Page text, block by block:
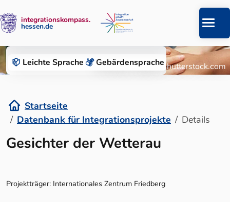
Leichte Sprache Gebärden­sprache
Zum Inhalt springen
integrationskompass.
hessen.de
Datenbank für Integrationsprojekte
© Roman Chazov/Shutterstock.com
Startseite
Datenbank für Integrationsprojekte
Details
Details
Gesichter der Wetterau
Projektträger: Internationales Zentrum Friedberg